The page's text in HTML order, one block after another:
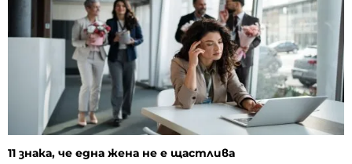
11 знака, че една жена не е щастлива